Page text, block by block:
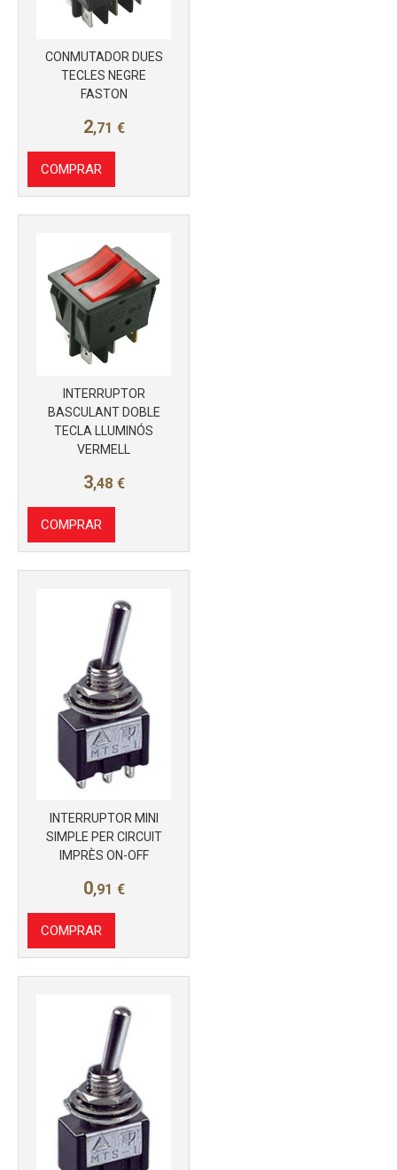
CONMUTADOR DUES
TECLES NEGRE
FASTON
2,71 €
COMPRAR
INTERRUPTOR
BASCULANT DOBLE
TECLA LLUMINÓS
VERMELL
3,48 €
COMPRAR
INTERRUPTOR MINI
SIMPLE PER CIRCUIT
IMPRÈS ON-OFF
0,91 €
COMPRAR
Más info
Más info
Más info